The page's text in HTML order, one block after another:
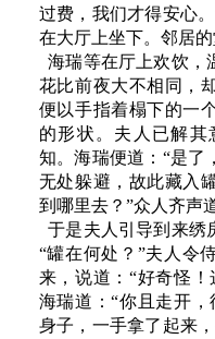
过费，我们才得安心
在大厅上坐下。邻居的
海瑞等在厅上欢饮，
花比前夜大不相同，
便以手指着榻下的一
的形状。夫人已解
知。海瑞便道：“是了
无处躲避，故此藏入
到哪里去？”众人齐声
于是夫人引导到来绣
“罐在何处？”夫人令
来，说道：“好奇怪
海瑞道：“你且走开
身子，一手拿了起来